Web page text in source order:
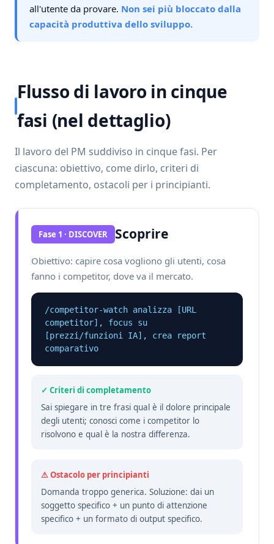
all'utente da provare. Non sei più bloccato dalla
capacità produttiva dello sviluppo.
Flusso di lavoro in cinque
fasi (nel dettaglio)
Il lavoro del PM suddiviso in cinque fasi. Per
ciascuna: obiettivo, come dirlo, criteri di
completamento, ostacoli per i principianti.
Fase 1 · DISCOVER Scoprire
Obiettivo: capire cosa vogliono gli utenti, cosa
fanno i competitor, dove va il mercato.
/competitor-watch analizza [URL
competitor], focus su
[prezzi/funzioni IA], crea report
comparativo
✓ Criteri di completamento
Sai spiegare in tre frasi qual è il dolore principale
degli utenti; conosci come i competitor lo
risolvono e qual è la nostra differenza.
⚠ Ostacolo per principianti
Domanda troppo generica. Soluzione: dai un
soggetto specifico + un punto di attenzione
specifico + un formato di output specifico.